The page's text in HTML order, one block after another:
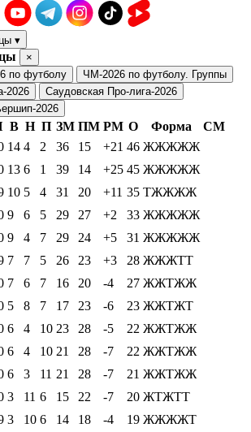
▾
×
по футболу
ЧМ-2026 по футболу. Группы
2026
Саудовская Про-лига-2026
2026
В Н П ЗМ ПМ РМ О Форма
СМ
14 4 2 36 15 +21 46 ЖЖЖЖЖ
13 6 1 39 14 +25 45 ЖЖЖЖЖ
10 5 4 31 20 +11 35 ТЖЖЖЖ
9 6 5 29 27 +2 33 ЖЖЖЖЖ
9 4 7 29 24 +5 31 ЖЖЖЖЖ
7 7 5 26 23 +3 28 ЖЖЖТТ
7 6 7 16 20 -4 27 ЖЖТЖЖ
5 8 7 17 23 -6 23 ЖЖТЖТ
6 4 10 23 28 -5 22 ЖЖТЖЖ
6 4 10 21 28 -7 22 ЖЖТЖЖ
6 3 11 21 28 -7 21 ЖЖТЖЖ
3 11 6 15 22 -7 20 ЖТЖТТ
3 10 6 14 18 -4 19 ЖЖЖЖТ